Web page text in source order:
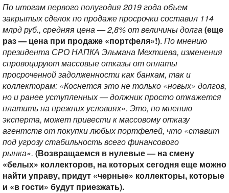
По итогам первого полугодия 2019 года объем
закрытых сделок по продаже просрочки составил 114
млрд руб., средняя цена — 2,8% от величины долга(еще
раз — цена при продаже «портфеля»!). По мнению
президента СРО НАПКА Эльмана Мехтиева, изменения
спровоцируют массовые отказы от оплаты
просроченной задолженности как банкам, так и
коллекторам: «Коснется это не только «новых» долгов,
но и ранее уступленных — должник просто откажется
платить на прежних условиях». Это, по мнению
эксперта, может привести к массовому отказу
агентств от покупки любых портфелей, что «ставит
под угрозу стабильность всего финансового
рынка». (Возвращаемся в нулевые — на смену
«белых» коллекторов, на которых сегодня еще можно
найти управу, придут «черные» коллекторы, которые
и «в гости» будут приезжать).